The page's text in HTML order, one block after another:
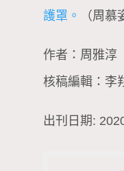
護罩。
（周慕
作者：周雅淳
核稿編輯：李
出刊日期: